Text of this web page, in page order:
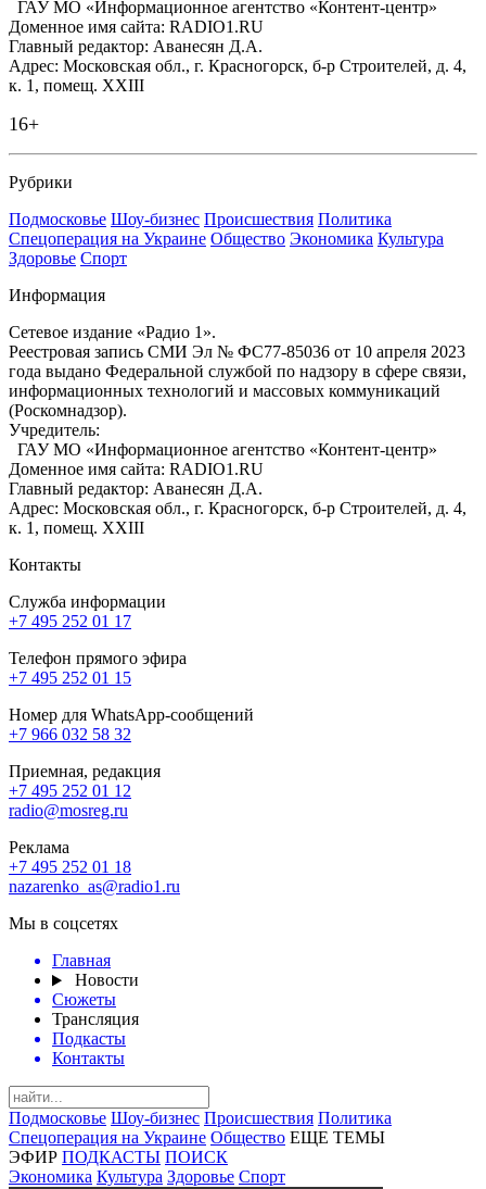
ГАУ МО «Информационное агентство «Контент-центр»
Доменное имя сайта: RADIO1.RU
Главный редактор: Аванесян Д.А.
Адрес: Московская обл., г. Красногорск, б-р Строителей, д. 4,
к. 1, помещ. XXIII
16+
Рубрики
Подмосковье Шоу-бизнес Происшествия Политика
Спецоперация на Украине Общество Экономика Культура
Здоровье Спорт
Информация
Сетевое издание «Радио 1».
Реестровая запись СМИ Эл № ФС77-85036 от 10 апреля 2023
года выдано Федеральной службой по надзору в сфере связи,
информационных технологий и массовых коммуникаций
(Роскомнадзор).
Учредитель:
ГАУ МО «Информационное агентство «Контент-центр»
Доменное имя сайта: RADIO1.RU
Главный редактор: Аванесян Д.А.
Адрес: Московская обл., г. Красногорск, б-р Строителей, д. 4,
к. 1, помещ. XXIII
Контакты
Служба информации
+7 495 252 01 17
Телефон прямого эфира
+7 495 252 01 15
Номер для WhatsApp-сообщений
+7 966 032 58 32
Приемная, редакция
+7 495 252 01 12
radio@mosreg.ru
Реклама
+7 495 252 01 18
nazarenko_as@radio1.ru
Мы в соцсетях
Главная
Новости
Сюжеты
Трансляция
Подкасты
Контакты
Подмосковье Шоу-бизнес Происшествия Политика
Спецоперация на Украине Общество ЕЩЕ ТЕМЫ
ЭФИР ПОДКАСТЫ ПОИСК
Экономика Культура Здоровье Спорт